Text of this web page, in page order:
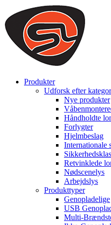
We use cookies to ensure that
on our website. By continuing to
that cookies are used to help us
to offer you a better experience.
you can disable cookies, you can
Produkter
Udforsk efter
Nye produkter
Håndholdte
Forlygter
Hjelmbeslag
Internationale
Retvinklede
Nødscenelys
Arbejdslys
Produkttyper
Genopladelige
USB
Multi-